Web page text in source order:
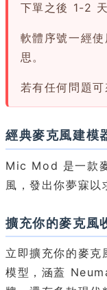
下單之後 1-2
軟體序號一經
思。
若有任何問題可
經典麥克風建模
Mic Mod 是一款
風，發出你夢寐以
擴充你的麥克風
立即擴充你的麥
模型，涵蓋